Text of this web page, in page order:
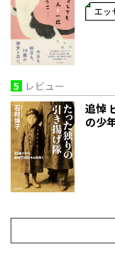
エッ
5 レビュー
追悼
の少